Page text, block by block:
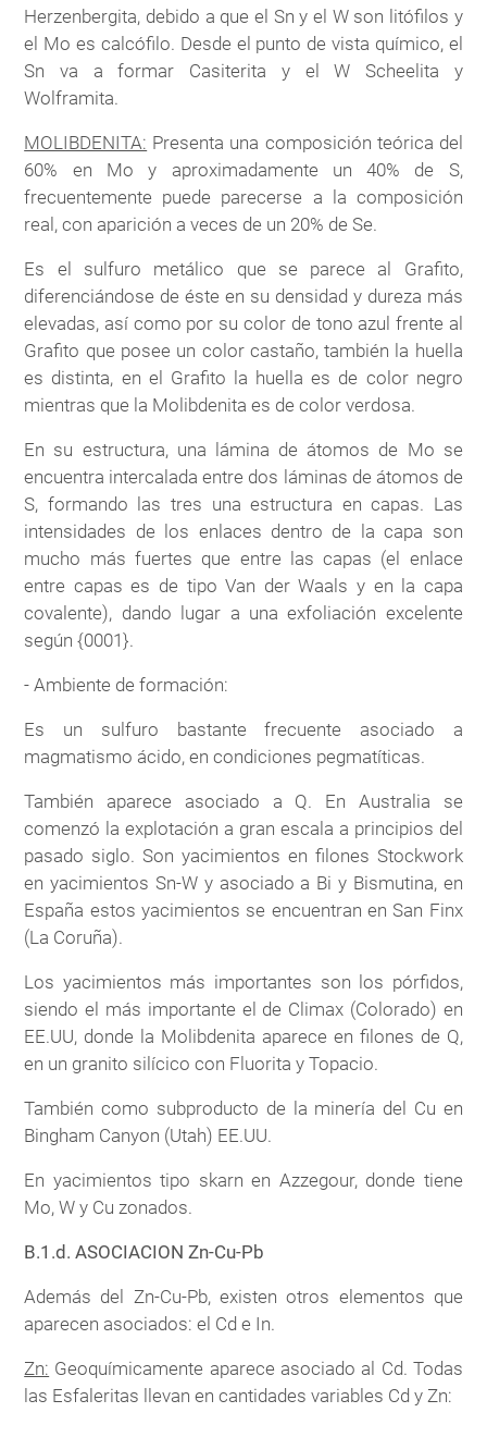
Herzenbergita, debido a que el Sn y el W son litófilos y
el Mo es calcófilo. Desde el punto de vista químico, el
Sn va a formar Casiterita y el W Scheelita y
Wolframita.
MOLIBDENITA: Presenta una composición teórica del
60% en Mo y aproximadamente un 40% de S,
frecuentemente puede parecerse a la composición
real, con aparición a veces de un 20% de Se.
Es el sulfuro metálico que se parece al Grafito,
diferenciándose de éste en su densidad y dureza más
elevadas, así como por su color de tono azul frente al
Grafito que posee un color castaño, también la huella
es distinta, en el Grafito la huella es de color negro
mientras que la Molibdenita es de color verdosa.
En su estructura, una lámina de átomos de Mo se
encuentra intercalada entre dos láminas de átomos de
S, formando las tres una estructura en capas. Las
intensidades de los enlaces dentro de la capa son
mucho más fuertes que entre las capas (el enlace
entre capas es de tipo Van der Waals y en la capa
covalente), dando lugar a una exfoliación excelente
según {0001}.
- Ambiente de formación:
Es un sulfuro bastante frecuente asociado a
magmatismo ácido, en condiciones pegmatíticas.
También aparece asociado a Q. En Australia se
comenzó la explotación a gran escala a principios del
pasado siglo. Son yacimientos en filones Stockwork
en yacimientos Sn-W y asociado a Bi y Bismutina, en
España estos yacimientos se encuentran en San Finx
(La Coruña).
Los yacimientos más importantes son los pórfidos,
siendo el más importante el de Climax (Colorado) en
EE.UU, donde la Molibdenita aparece en filones de Q,
en un granito silícico con Fluorita y Topacio.
También como subproducto de la minería del Cu en
Bingham Canyon (Utah) EE.UU.
En yacimientos tipo skarn en Azzegour, donde tiene
Mo, W y Cu zonados.
B.1.d. ASOCIACION Zn-Cu-Pb
Además del Zn-Cu-Pb, existen otros elementos que
aparecen asociados: el Cd e In.
Zn: Geoquímicamente aparece asociado al Cd. Todas
las Esfaleritas llevan en cantidades variables Cd y Zn: